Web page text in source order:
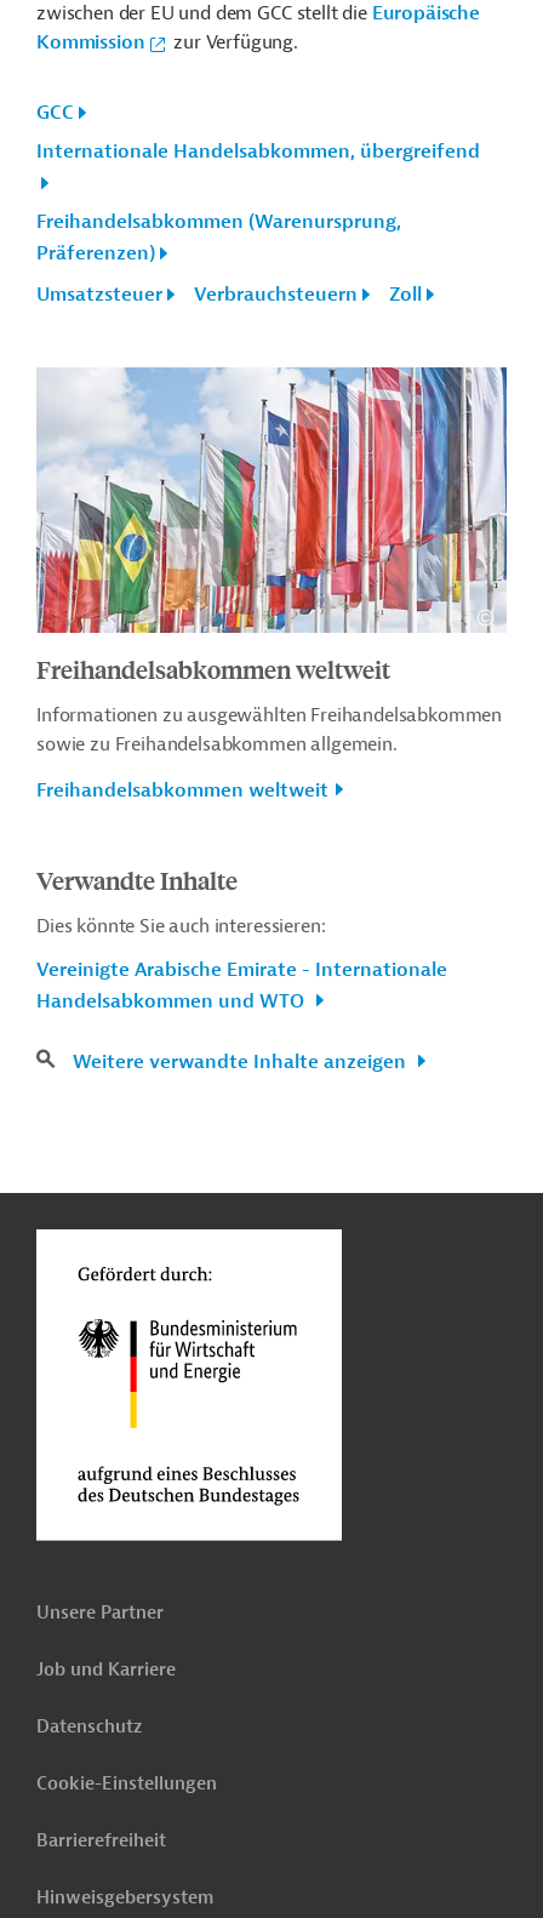
zwischen der EU und dem GCC stellt die Europäische
Kommission
zur Verfügung.
GCC
Internationale Handelsabkommen, übergreifend
Freihandelsabkommen (Warenursprung,
Präferenzen)
Umsatzsteuer
Verbrauchsteuern Zoll
Freihandelsabkommen weltweit
Informationen zu ausgewählten Freihandelsabkommen
sowie zu Freihandelsabkommen allgemein.
Freihandelsabkommen weltweit
Verwandte Inhalte
Dies könnte Sie auch interessieren:
Vereinigte Arabische Emirate - Internationale
Handelsabkommen und WTO
Weitere verwandte Inhalte anzeigen
Unsere Partner
Job und Karriere
Datenschutz
Cookie-Einstellungen
Barrierefreiheit
Hinweisgebersystem